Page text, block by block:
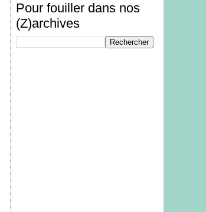
Pour fouiller dans nos
(Z)archives